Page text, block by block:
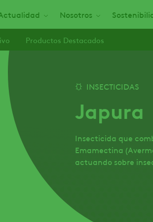
Nosotros
Productos Destacados
INSECTICIDAS
Japura
Insecticida que
Emamectina
actuando sobre